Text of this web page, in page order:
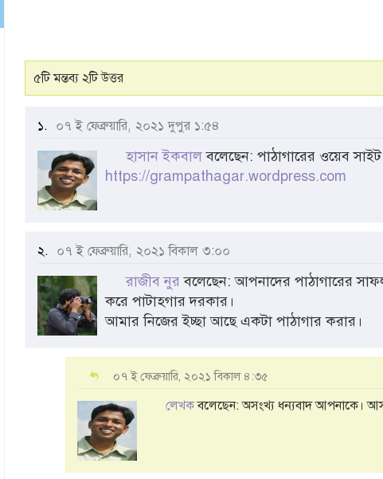
৫টি মন্তব্য ২টি উত্তর
১. ০৭ ই ফেব্রুয়ারি, ২০২১ দুপুর ১:৫৪
হাসান ইকবালবলেছেন: পাঠাগারের ওয়েব
https://grampathagar.wordpress.com
২. ০৭ ই ফেব্রুয়ারি, ২০২১ বিকাল ৩:০০
রাজীব নুর বলেছেন: আপনাদের পাঠাগারের
করে পাটাহগার দরকার।
আমার নিজের ইচ্ছা আছে একটা পাঠাগার করার।
০৭ ই ফেব্রুয়ারি, ২০২১ বিকাল ৪:৩৫
লেখকবলেছেন: অসংখ্য ধন্যবাদ আপনাকে।